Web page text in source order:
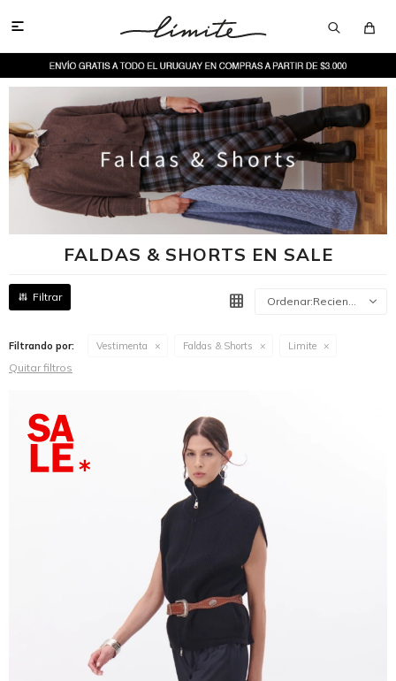

FALDAS & SHORTS EN SALE
Recientes
Filtrando por: Vestimenta Faldas & Shorts Limite
Quitar filtros